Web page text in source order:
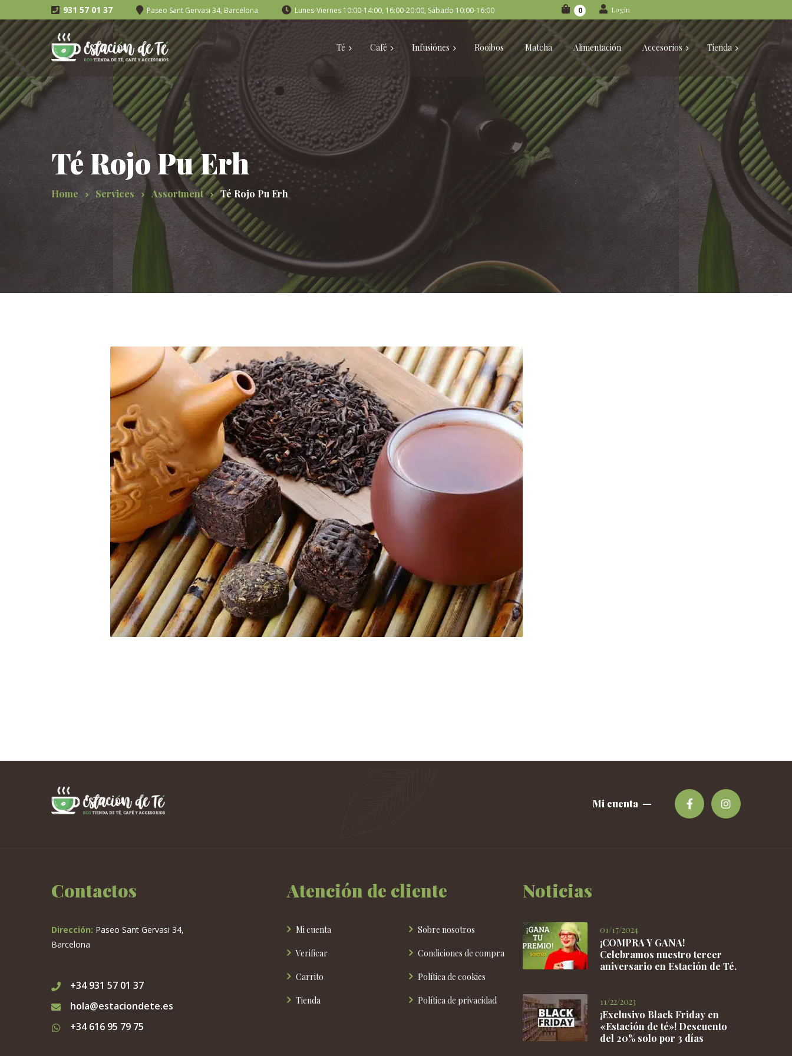
931 57 01 37 Paseo Sant Gervasi 34, Barcelona Lunes-Viernes 10:00-14:00, 16:00-20:00, Sábado 10:00-16:00 0 Login
Té Café Infusiónes Rooibos Matcha Alimentación Accesorios Tienda
Té Rojo Pu Erh
Home Services Assortment Té Rojo Pu Erh
Mi cuenta
Contactos
Dirección: Paseo Sant Gervasi 34,
Barcelona
+34 931 57 01 37
hola@estaciondete.es
+34 616 95 79 75
Atención de cliente
Mi cuenta
Verificar
Carrito
Tienda
Sobre nosotros
Condiciones de compra
Política de cookies
Política de privacidad
Noticias
01/17/2024
¡COMPRA Y GANA!
Celebramos nuestro tercer
aniversario en Estación de Té.
11/22/2023
¡Exclusivo Black Friday en
«Estación de té»! Descuento
del 20% solo por 3 días